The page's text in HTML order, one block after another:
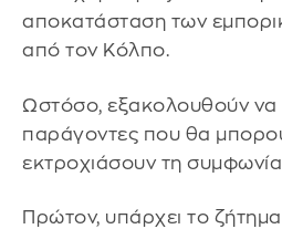
αποκατάσταση των
από τον Κόλπο.
Ωστόσο, εξακολουθούν να
παράγοντες που θα
εκτροχιάσουν τη
Πρώτον, υπάρχει το